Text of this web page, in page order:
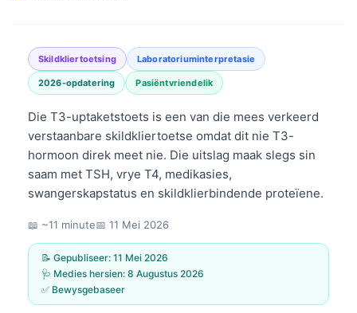
Skildkliertoetsing Laboratoriuminterpretasie
2026-opdatering Pasiëntvriendelik
Die T3-uptaketstoets is een van die mees verkeerd
verstaanbare skildkliertoetse omdat dit nie T3-
hormoon direk meet nie. Die uitslag maak slegs sin
saam met TSH, vrye T4, medikasies,
swangerskapstatus en skildklierbindende proteïene.
📖 ~11 minute📅 11 Mei 2026
📝 Gepubliseer: 11 Mei 2026
🩺 Medies hersien: 8 Augustus 2026
✅ Bewysgebaseer